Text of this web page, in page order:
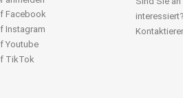
Facebook
Instagram
Youtube
TikTok
interessiert?